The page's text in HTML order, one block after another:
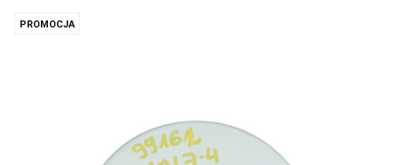
PROMOCJA